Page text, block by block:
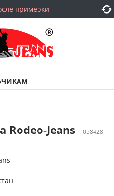
примерки
Rodeo-Jeans 058428